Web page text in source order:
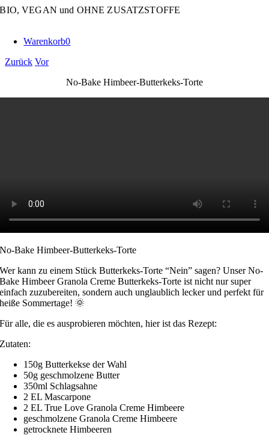
Zum
BIO, VEGAN und OHNE ZUSATZSTOFFE
Warenkorb0
Zurück Vor
No-Bake Himbeer-Butterkeks-Torte
No-Bake Himbeer-Butterkeks-Torte
Wer kann zu einem Stück Butterkeks-Torte “Nein” sagen? Unser No-
Bake Himbeer Granola Creme Butterkeks-Torte ist nicht nur super
einfach zuzubereiten, sondern auch unglaublich lecker und perfekt für
heiße Sommertage! 🌞
Für alle, die es ausprobieren möchten, hier ist das Rezept:
Zutaten:
150g Butterkekse der Wahl
50g geschmolzene Butter
350ml Schlagsahne
2 EL Mascarpone
2 EL True Love Granola Creme Himbeere
geschmolzene Granola Creme Himbeere
getrocknete Himbeeren